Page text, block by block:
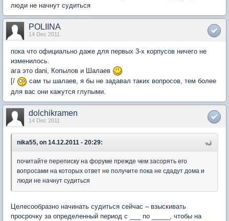
люди не начнут судиться
POLIINA
14 Dec 2011
пока что официально даже для первых 3-х корпусов ничего не
изменилось.
ага это dani, Копылов и Шалаев
[/
сам ты шалаев, я бы не задавал таких вопросов, тем более
для вас они кажутся глупыми.
dolchikramen
14 Dec 2011
nika55, on 14.12.2011 - 20:29:
почитайте переписку на форуме прежде чем засорять его
вопросами на которых ответ не получите пока не сдадут дома и
люди не начнут судиться
Целесообразно начинать судиться сейчас – взыскивать
просрочку за определенный период с ___ по _____, чтобы на